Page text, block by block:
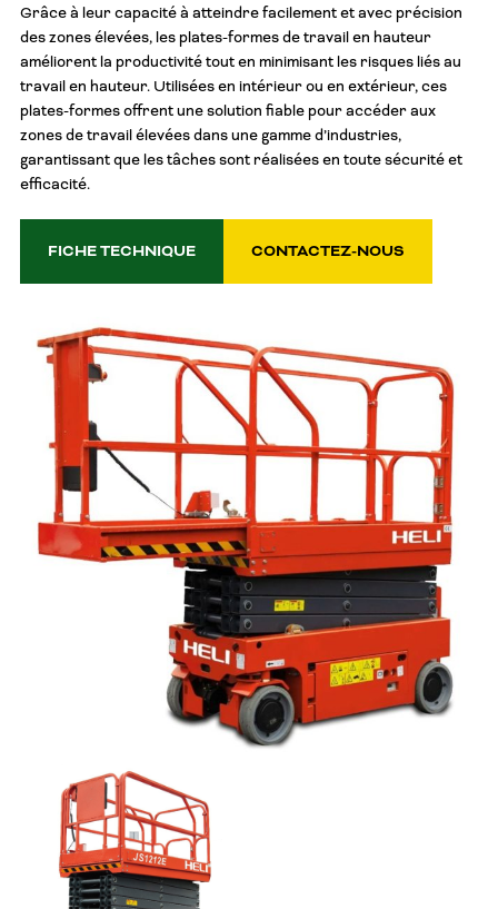
Grâce à leur capacité à atteindre facilement et avec précision
des zones élevées, les plates-formes de travail en hauteur
améliorent la productivité tout en minimisant les risques liés au
travail en hauteur. Utilisées en intérieur ou en extérieur, ces
plates-formes offrent une solution fiable pour accéder aux
zones de travail élevées dans une gamme d’industries,
garantissant que les tâches sont réalisées en toute sécurité et
efficacité.
FICHE TECHNIQUE CONTACTEZ-NOUS